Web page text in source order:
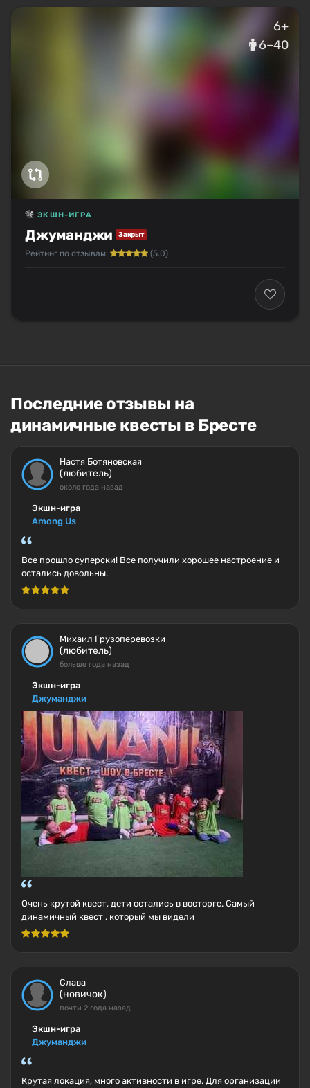
6+
6–40
Джуманджи Закрыт
ЭКШН-ИГРА
Рейтинг по отзывам: (5.0)
Последние отзывы на
динамичные квесты в Бресте
Настя Ботяновская
(любитель)
около года назад
Экшн-игра
Among Us
Все прошло суперски! Все получили хорошее настроение и
остались довольны.
Михаил Грузоперевозки
(любитель)
больше года назад
Экшн-игра
Джуманджи
Очень крутой квест, дети остались в восторге. Самый
динамичный квест , который мы видели
Слава
(новичок)
почти 2 года назад
Экшн-игра
Джуманджи
Крутая локация, много активности в игре. Для организации